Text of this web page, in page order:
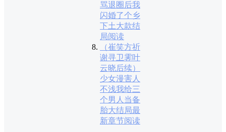
骂退圈后我
闪婚了个乡
下土大款结
局阅读
（崔笑方祈
谢寻卫霁叶
云晓后续）
少女漫害人
不浅我给三
个男人当备
胎大结局最
新章节阅读